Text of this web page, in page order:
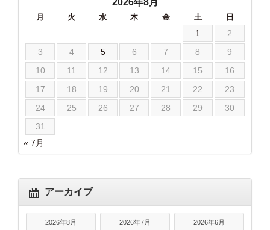
2026年8月
月 火 水 木 金 土 日
1
2
3
4 5 6 7 8
9
10
11 12 13 14 15
16
17
18 19 20 21 22
23
24
25 26 27 28 29
30
31
« 7月
アーカイブ
2026年8月 2026年7月 2026年6月